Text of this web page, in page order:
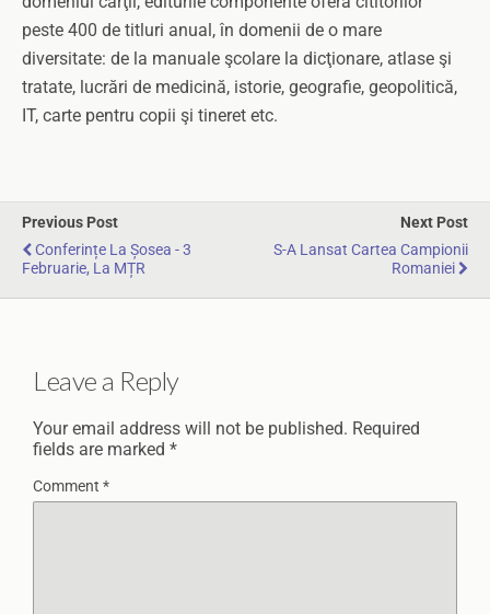
peste 400 de titluri anual, în domenii de o mare
diversitate: de la manuale şcolare la dicţionare, atlase şi
tratate, lucrări de medicină, istorie, geografie, geopolitică,
IT, carte pentru copii şi tineret etc.
Previous Post
Conferințe La Șosea - 3
Februarie, La MȚR
Next Post
S-A Lansat Cartea Campionii
Romaniei
Leave a Reply
Your email address will not be published. Required
fields are marked *
Comment *